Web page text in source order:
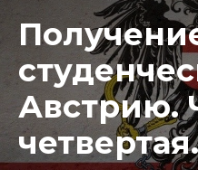
Австрию.
четвертая.